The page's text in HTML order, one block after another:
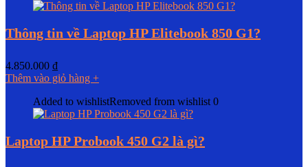
Thông tin về Laptop HP Elitebook 850 G1?
4.850.000 ₫
Thêm vào giỏ hàng +
Added to wishlistRemoved from wishlist 0
Laptop HP Probook 450 G2 là gì?